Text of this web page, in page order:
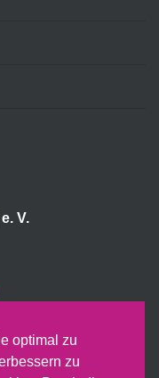
optimal zu
zu
V.
vom Land